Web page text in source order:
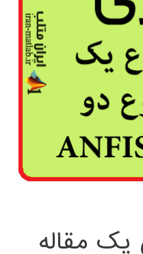
مقاله